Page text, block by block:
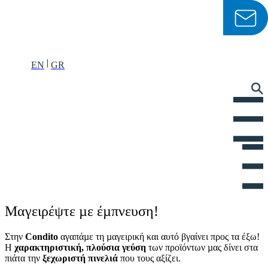
EN GR
Μαγειρέψτε µε έµπνευση!
Στην Condito αγαπάµε τη µαγειρική και αυτό βγαίνει προς τα έξω!
Η χαρακτηριστική, πλούσια γεύση των προϊόντων µας δίνει στα
πιάτα την ξεχωριστή πινελιά που τους αξίζει.